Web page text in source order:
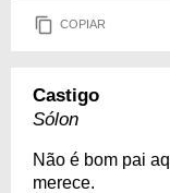
COPIAR
Castigo
Sólon
Não é bom pai
merece.